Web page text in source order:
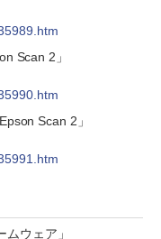
Scan 2」
Scan 2」
ウェア」